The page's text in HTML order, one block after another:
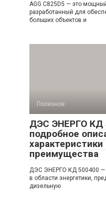
AGG C825D5 — это
разработанный для
больших объектов и
Полезное
ДЭС ЭНЕРГО КД
подробное
преимущества
ДЭС ЭНЕРГО КД 500400 —
в области энергетики,
дизельную